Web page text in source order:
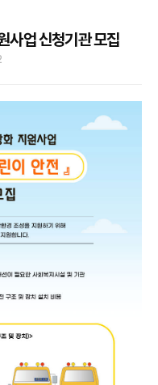
사업 신청기관 모집